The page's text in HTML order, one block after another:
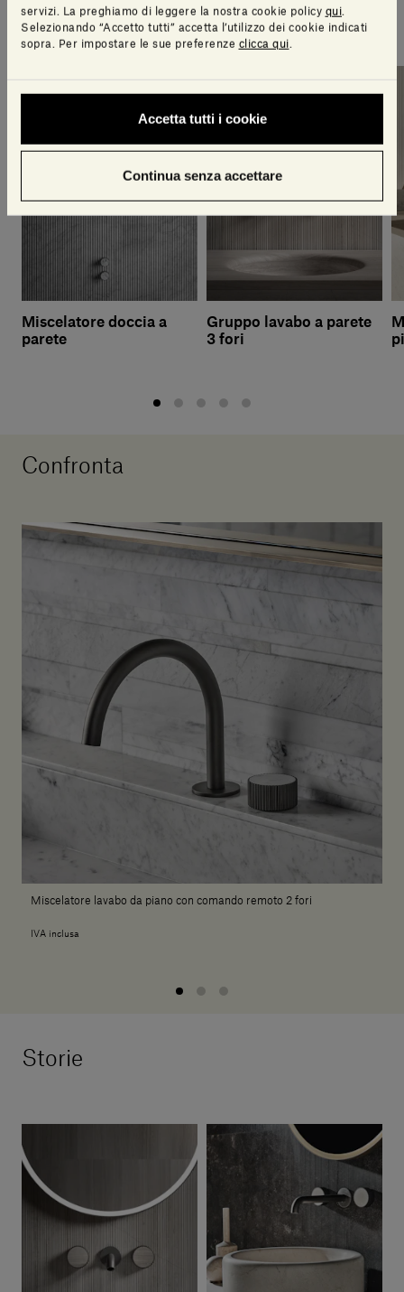
servizi. La preghiamo di leggere la nostra cookie policy qui
Selezionando “Accetto tutti” accetta l’utilizzo dei cookie indicati
sopra. Per impostare le sue preferenze clicca qui
Accetta tutti i cookie
Continua senza accettare
Una selezione di articoli pensati per te dal nostro
team di design
Miscelatore doccia a
parete
Gruppo lavabo a parete
3 fori
Confronta
Miscelatore lavabo da piano con comando remoto 2 fori
IVA inclusa
Storie